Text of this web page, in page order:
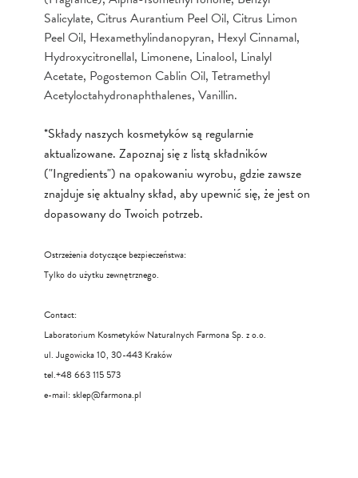
Salicylate, Citrus Aurantium Peel Oil, Citrus Limon
Peel Oil, Hexamethylindanopyran, Hexyl Cinnamal,
Hydroxycitronellal, Limonene, Linalool, Linalyl
Acetate, Pogostemon Cablin Oil, Tetramethyl
Acetyloctahydronaphthalenes, Vanillin.
*Składy naszych kosmetyków są regularnie
aktualizowane. Zapoznaj się z listą składników
("Ingredients") na opakowaniu wyrobu, gdzie zawsze
znajduje się aktualny skład, aby upewnić się, że jest on
dopasowany do Twoich potrzeb.
Ostrzeżenia dotyczące bezpieczeństwa:
Tylko do użytku zewnętrznego.
Contact:
Laboratorium Kosmetyków Naturalnych Farmona Sp. z o.o.
ul. Jugowicka 10, 30-443 Kraków
tel.+48 663 115 573
e-mail: sklep@farmona.pl